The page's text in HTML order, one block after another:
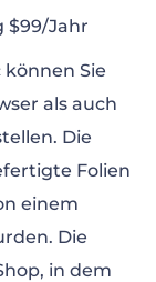
$99/Jahr
Sie
als auch
Die
Folien
einem
Die
in dem